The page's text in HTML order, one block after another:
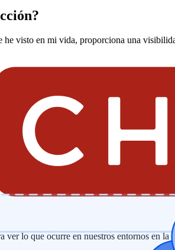
visto en mi vida, proporciona una
lo que ocurre en nuestros entornos en la